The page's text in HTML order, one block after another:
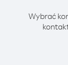
Wybrać